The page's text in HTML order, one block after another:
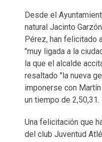
Desde el
natural Jacinto
Pérez, han felicitado
"muy ligada a la
la que el alcalde
resaltado "la nueva
imponerse con
un tiempo de 2,50,31.
Una felicitación que
del club Juventud